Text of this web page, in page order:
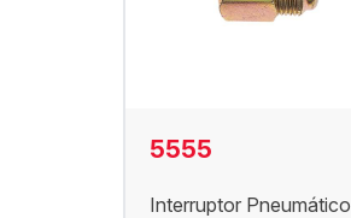
5555
Interruptor Pneumático